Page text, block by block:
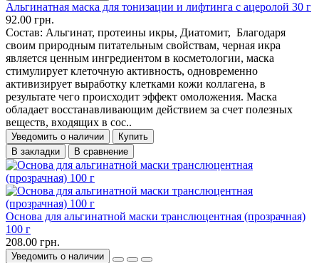
Альгинатная маска для тонизации и лифтинга с ацеролой 30 г
92.00 грн.
Состав: Альгинат, протеины икры, Диатомит, Благодаря
своим природным питательным свойствам, черная икра
является ценным ингредиентом в косметологии, маска
стимулирует клеточную активность, одновременно
активизирует выработку клетками кожи коллагена, в
результате чего происходит эффект омоложения. Маска
обладает восстанавливающим действием за счет полезных
веществ, входящих в сос..
Уведомить о наличии
Купить
В закладки
В сравнение
Основа для альгинатной маски транслюцентная (прозрачная)
100 г
208.00 грн.
Уведомить о наличии